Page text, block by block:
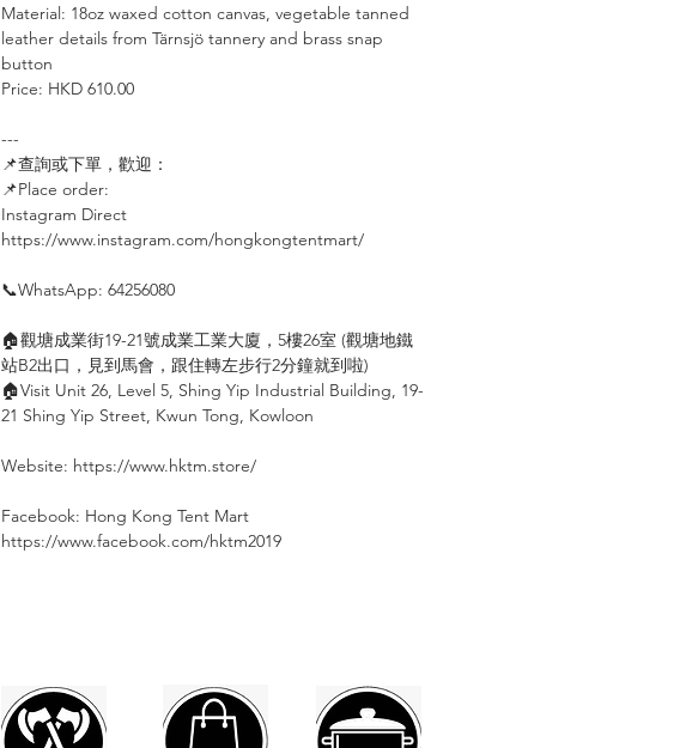
Material: 18oz waxed cotton canvas, vegetable tanned
leather details from Tärnsjö tannery and brass snap
button
Price: HKD 610.00
---
📌查詢或下單，歡迎：
📌Place order:
Instagram Direct
https://www.instagram.com/hongkongtentmart/
📞WhatsApp: 64256080
🏠觀塘成業街19-21號成業工業大廈， 5樓26室 (觀塘地鐵
站B2出口，見到馬會，跟住轉左步行2分鐘就到啦)
🏠Visit Unit 26, Level 5, Shing Yip Industrial Building, 19-
21 Shing Yip Street, Kwun Tong, Kowloon
Website: https://www.hktm.store/
Facebook: Hong Kong Tent Mart
https://www.facebook.com/hktm2019